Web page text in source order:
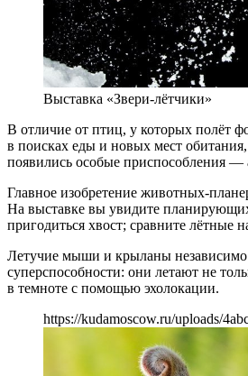
Выставка «Звери-лётчики»
В отличие от птиц, у которых полёт
в поисках еды и новых мест
появились особые приспособления
Главное изобретение животных-
На выставке вы увидите
пригодиться хвост; сравните лётные
Летучие мыши и крыланы
суперспособности: они летают не
в темноте с помощью эхолокации.
https://kudamoscow.ru/uploads/